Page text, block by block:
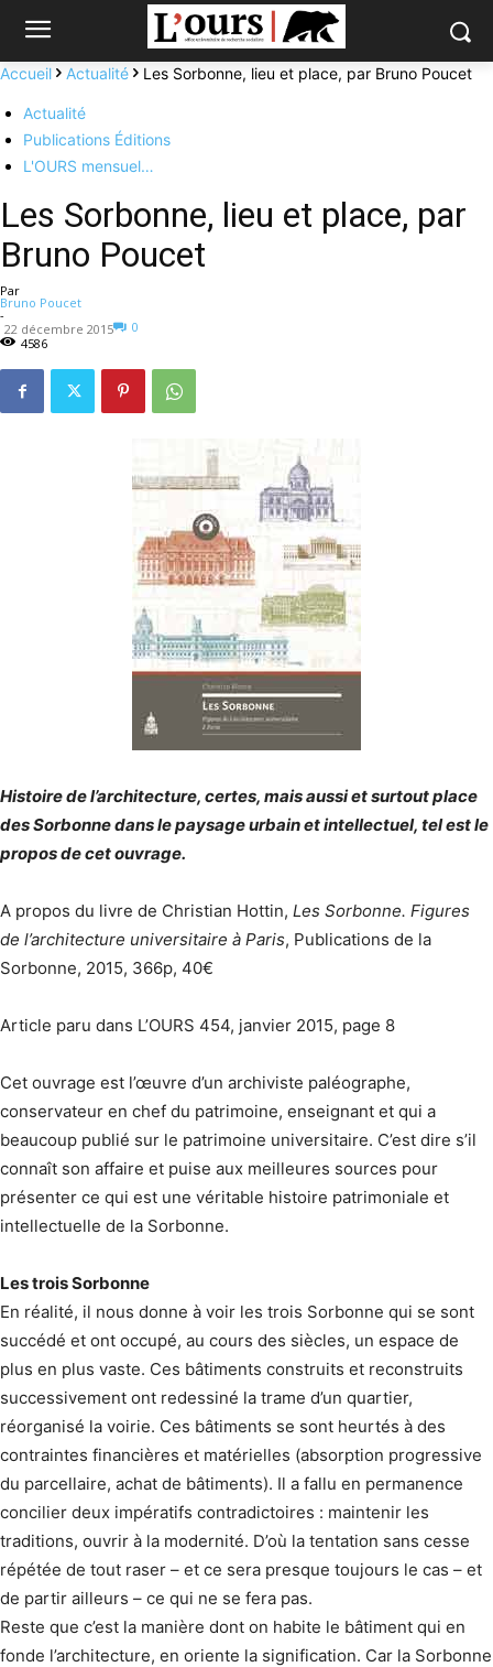
Accueil Actualité Les Sorbonne, lieu et place, par Bruno Poucet
Actualité
Publications Éditions
L'OURS mensuel…
Les Sorbonne, lieu et place, par
Bruno Poucet
Par
Bruno Poucet
-
22 décembre 2015
0
4586
Histoire de l’architecture, certes, mais aussi et surtout place
des Sorbonne dans le paysage urbain et intellectuel, tel est le
propos de cet ouvrage.
A propos du livre de Christian Hottin, Les Sorbonne. Figures
de l’architecture universitaire à Paris, Publications de la
Sorbonne, 2015, 366p, 40€
Article paru dans L’OURS 454, janvier 2015, page 8
Cet ouvrage est l’œuvre d’un archiviste paléographe,
conservateur en chef du patrimoine, enseignant et qui a
beaucoup publié sur le patrimoine universitaire. C’est dire s’il
connaît son affaire et puise aux meilleures sources pour
présenter ce qui est une véritable histoire patrimoniale et
intellectuelle de la Sorbonne.
Les trois Sorbonne
En réalité, il nous donne à voir les trois Sorbonne qui se sont
succédé et ont occupé, au cours des siècles, un espace de
plus en plus vaste. Ces bâtiments construits et reconstruits
successivement ont redessiné la trame d’un quartier,
réorganisé la voirie. Ces bâtiments se sont heurtés à des
contraintes financières et matérielles (absorption progressive
du par­cel­laire, achat de bâtiments). Il a fallu en permanence
concilier deux impératifs contra­­dictoires : maintenir les
traditions, ouvrir à la modernité. D’où la tentation sans cesse
répétée de tout raser – et ce sera presque toujours le cas – et
de partir ailleurs – ce qui ne se fera pas.
Reste que c’est la manière dont on habite le bâtiment qui en
fonde l’architecture, en oriente la signification. Car la Sorbonne